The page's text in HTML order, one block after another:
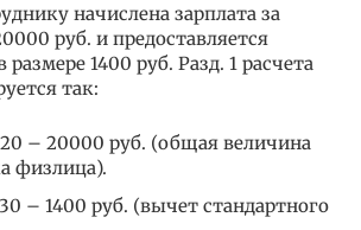
начислена зарплата за
руб. и предоставляется
1400 руб. Разд. 1 расчета
так:
– 20000 руб. (общая величина
физлица).
– 1400 руб. (вычет стандартного